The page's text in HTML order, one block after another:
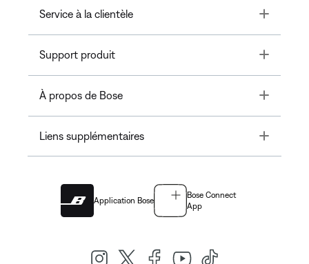
Service à la clientèle Toggle
Support produit Toggle
À propos de Bose Toggle
Liens supplémentaires Toggle
Application Bose
Bose Connect
App